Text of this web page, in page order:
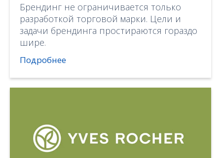
Брендинг не ограничивается только
разработкой торговой марки. Цели и
задачи брендинга простираются гораздо
шире.
Подробнее